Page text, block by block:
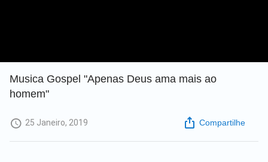
Musica Gospel "Apenas Deus ama mais ao
homem"
25 Janeiro, 2019 Compartilhe